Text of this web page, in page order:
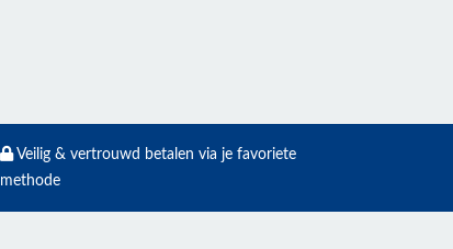
Veilig & vertrouwd betalen via je favoriete
methode